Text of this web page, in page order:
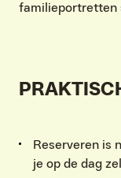
familieportretten
Reserveren is
je op de dag